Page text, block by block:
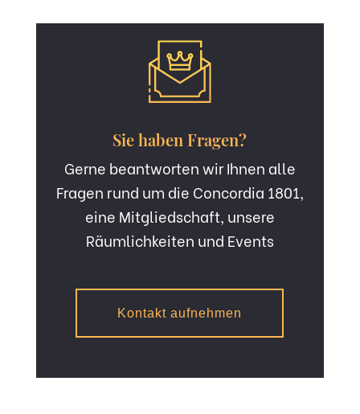
Sie haben Fragen?
Gerne beantworten wir Ihnen alle
Fragen rund um die Concordia 1801,
eine Mitgliedschaft, unsere
Räumlichkeiten und Events
Kontakt aufnehmen